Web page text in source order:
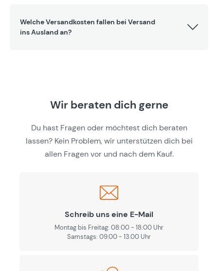
Welche Versandkosten fallen bei Versand
ins Ausland an?
Wir beraten dich gerne
Du hast Fragen oder möchtest dich beraten
lassen? Kein Problem, wir unterstützen dich bei
allen Fragen vor und nach dem Kauf.
Schreib uns eine E-Mail
Montag bis Freitag: 08:00 - 18:00 Uhr
Samstags: 09.00 - 13.00 Uhr